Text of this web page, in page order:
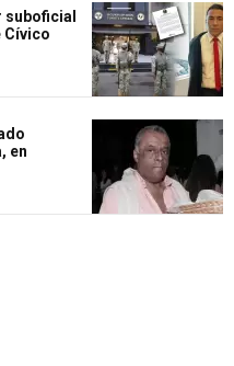
suboficial
Cívico
en